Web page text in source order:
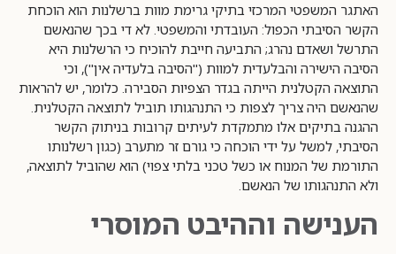
האתגר המשפטי המרכזי בתיקי גרימת מוות ברשלנות הוא הוכחת
הקשר הסיבתי הכפול: העובדתי והמשפטי. לא די בכך שהנאשם
התרשל ושאדם נהרג; התביעה חייבת להוכיח כי הרשלנות היא
הסיבה הישירה והבלעדית למוות ("הסיבה בלעדיה אין"), וכי
התוצאה הקטלנית הייתה בגדר הצפיות הסבירה. כלומר, יש להראות
שהנאשם היה צריך לצפות כי התנהגותו תוביל לתוצאה הקטלנית.
ההגנה בתיקים אלו מתמקדת לעיתים קרובות בניתוק הקשר
הסיבתי, למשל על ידי הוכחה כי גורם זר מתערב (כגון רשלנותו
התורמת של המנוח או כשל טכני בלתי צפוי) הוא שהוביל לתוצאה,
ולא התנהגותו של הנאשם.
הענישה וההיבט המוסרי